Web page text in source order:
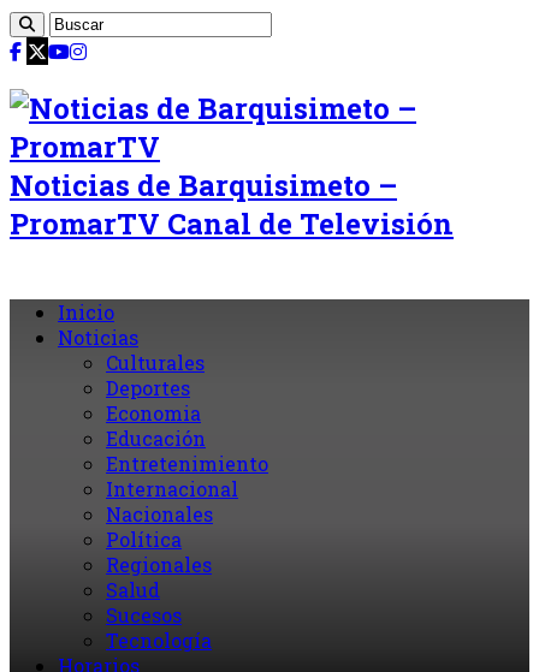
Noticias de Barquisimeto –
PromarTV Canal de Televisión
Inicio
Noticias
Culturales
Deportes
Economia
Educación
Entretenimiento
Internacional
Nacionales
Política
Regionales
Salud
Sucesos
Tecnología
Horarios